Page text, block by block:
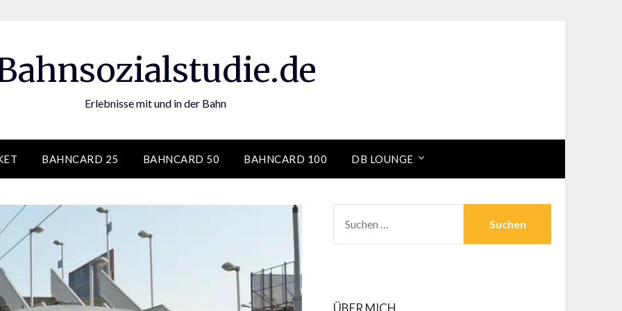
Erlebnisse mit und in der Bahn
BAHNCARD 25 BAHNCARD 50 BAHNCARD 100 DB LOUNGE
NACH:
ÜBER MICH